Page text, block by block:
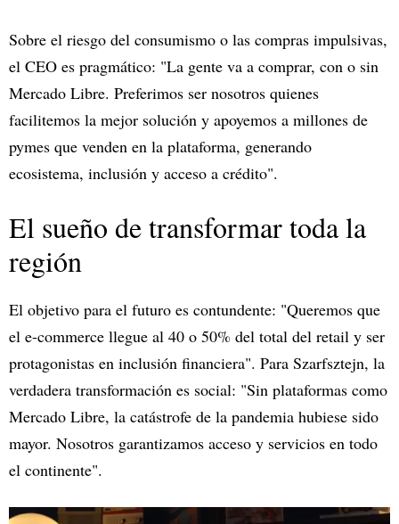
Sobre el riesgo del consumismo o las compras impulsivas,
el CEO es pragmático: "La gente va a comprar, con o sin
Mercado Libre. Preferimos ser nosotros quienes
facilitemos la mejor solución y apoyemos a millones de
pymes que venden en la plataforma, generando
ecosistema, inclusión y acceso a crédito".
El sueño de transformar toda la
región
El objetivo para el futuro es contundente: "Queremos que
el e-commerce llegue al 40 o 50% del total del retail y ser
protagonistas en inclusión financiera". Para Szarfsztejn, la
verdadera transformación es social: "Sin plataformas como
Mercado Libre, la catástrofe de la pandemia hubiese sido
mayor. Nosotros garantizamos acceso y servicios en todo
el continente".